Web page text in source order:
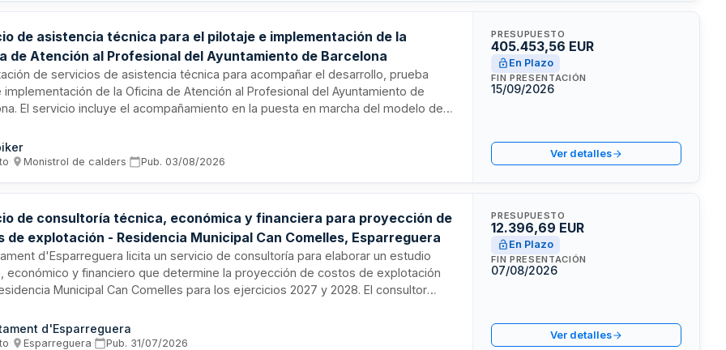
de asistencia técnica para el pilotaje e implementación de la
de Atención al Profesional del Ayuntamiento de Barcelona
de servicios de asistencia técnica para acompañar el desarrollo, prueba
implementación de la Oficina de Atención al Profesional del Ayuntamiento de
El servicio incluye el acompañamiento en la puesta en marcha del modelo de
en la ejecución de estas. La contratación incorpora medidas de
conforme a la normativa municipal de contratación pública sostenible.
· Monistrol de calders· Pub. 03/08/2026
PRESUPUESTO
405.453,56 EUR
En Plazo
FIN PRESENTACIÓN
15/09/2026
Ver detalles
de consultoría técnica, económica y financiera para proyección de
de explotación - Residencia Municipal Can Comelles, Esparreguera
d'Esparreguera licita un servicio de consultoría para elaborar un estudio
económico y financiero que determine la proyección de costos de explotación
Municipal Can Comelles para los ejercicios 2027 y 2028. El consultor
previstas, utilizando auditorías económicas disponibles de 2017 a 2024 y
sectoriales aplicables. El estudio incluirá metodología clara de cálculo,
d'Esparreguera
· Esparreguera· Pub. 31/07/2026
PRESUPUESTO
12.396,69 EUR
En Plazo
FIN PRESENTACIÓN
07/08/2026
Ver detalles